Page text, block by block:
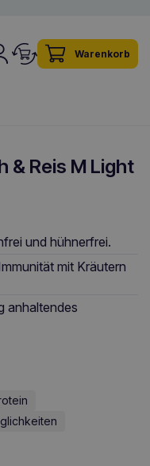
Warenkorb
& Reis M Light
und hühnerfrei.
mit Kräutern
anhaltendes